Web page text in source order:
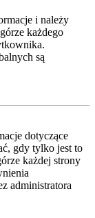
i należy
każdego
są
dotyczące
gdy tylko jest to
każdej strony
administratora